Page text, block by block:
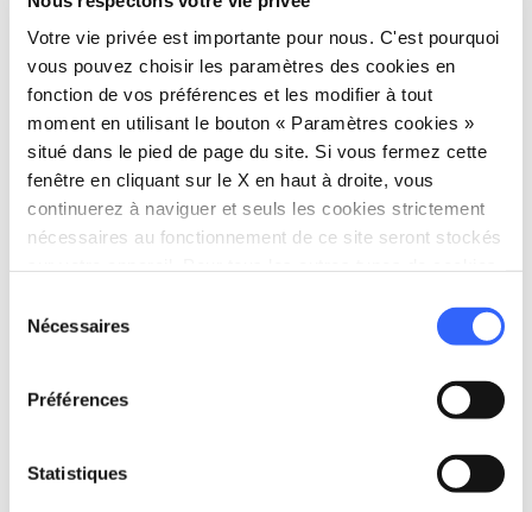
Votre vie privée est importante pour nous. C'est pourquoi
vous pouvez choisir les paramètres des cookies en
fonction de vos préférences et les modifier à tout
moment en utilisant le bouton « Paramètres cookies »
situé dans le pied de page du site. Si vous fermez cette
fenêtre en cliquant sur le X en haut à droite, vous
continuerez à naviguer et seuls les cookies strictement
nécessaires au fonctionnement de ce site seront stockés
Nécessaires
Préférences
Statistiques
Piazza del Comune
Piazza del Comune, 2, 59100 Prato PO,
Italia
Planifier
hotel Où dormir ? (en anglais) chevron_right
holiday_village
celebration Expériences chevron_right
local_library Guides et cartes chevron_right